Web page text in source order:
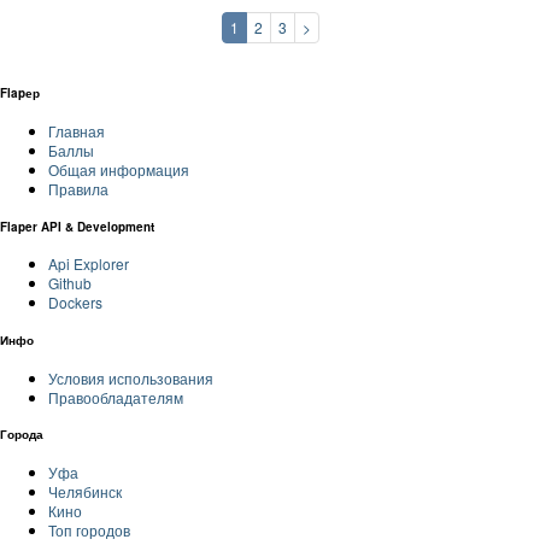
1 2 3 >
Flapер
Главная
Баллы
Общая информация
Правила
Flaper API & Development
Api Explorer
Github
Dockers
Инфо
Условия использования
Правообладателям
Города
Уфа
Челябинск
Кино
Топ городов